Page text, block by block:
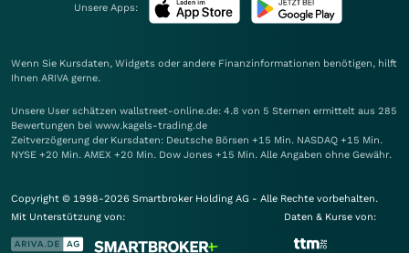
Unsere Apps:
Wenn Sie Kursdaten, Widgets oder andere Finanzinformationen benötigen, hilft
Ihnen ARIVA gerne.
Unsere User schätzen wallstreet-online.de: 4.8 von 5 Sternen ermittelt aus 285
Bewertungen bei www.kagels-trading.de
Zeitverzögerung der Kursdaten: Deutsche Börsen +15 Min. NASDAQ +15 Min.
NYSE +20 Min. AMEX +20 Min. Dow Jones +15 Min. Alle Angaben ohne Gewähr.
Copyright © 1998-2026 Smartbroker Holding AG - Alle Rechte vorbehalten.
Mit Unterstützung von:
Daten & Kurse von: